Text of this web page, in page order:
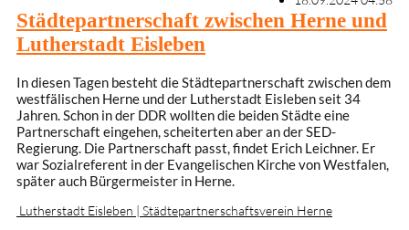
Städtepartnerschaft zwischen Herne und
Lutherstadt Eisleben
In diesen Tagen besteht die Städtepartnerschaft zwischen dem
westfälischen Herne und der Lutherstadt Eisleben seit 34
Jahren. Schon in der DDR wollten die beiden Städte eine
Partnerschaft eingehen, scheiterten aber an der SED-
Regierung. Die Partnerschaft passt, findet Erich Leichner. Er
war Sozialreferent in der Evangelischen Kirche von Westfalen,
später auch Bürgermeister in Herne.
Lutherstadt Eisleben | Städtepartnerschaftsverein Herne